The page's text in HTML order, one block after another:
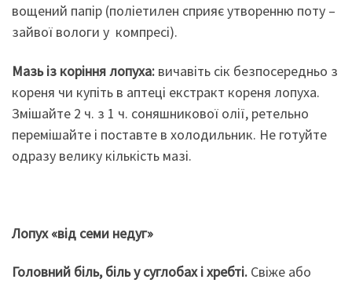
вощений папір (поліетилен сприяє утворенню поту –
зайвої вологи у компресі).
Мазь із коріння лопуха: вичавіть сік безпосередньо з
кореня чи купіть в аптеці екстракт кореня лопуха.
Змішайте 2 ч. з 1 ч. соняшникової олії, ретельно
перемішайте і поставте в холодильник. Не готуйте
одразу велику кількість мазі.
Лопух «від семи недуг»
Головний біль, біль у суглобах і хребті. Свіже або